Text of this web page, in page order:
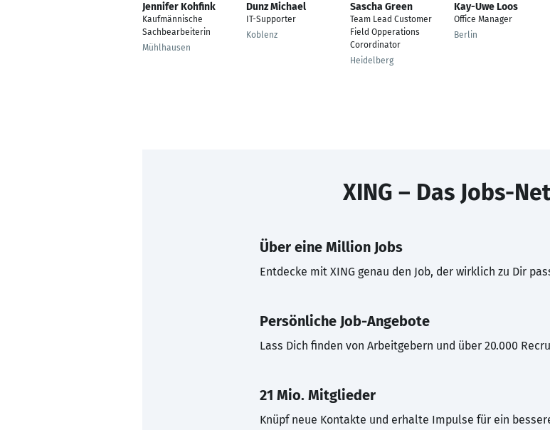
Jennifer Kohfink
Kaufmännische
Sachbearbeiterin
Mühlhausen
Dunz Michael
IT-Supporter
Koblenz
Sascha Green
Team Lead Customer
Field Opperations
Corordinator
Heidelberg
Kay-Uwe Loos
Office Manager
Berlin
XING – Das Jobs-
Über eine Million Jobs
Entdecke mit XING genau den Job, der wirklich zu Dir
Persönliche Job-Angebote
Lass Dich finden von Arbeitgebern und über 20.000
21 Mio. Mitglieder
Knüpf neue Kontakte und erhalte Impulse für ein